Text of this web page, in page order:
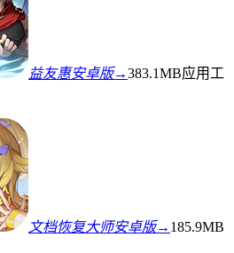
益友惠安卓版→383.1MB应用工
文档恢复大师安卓版→ 185.9MB